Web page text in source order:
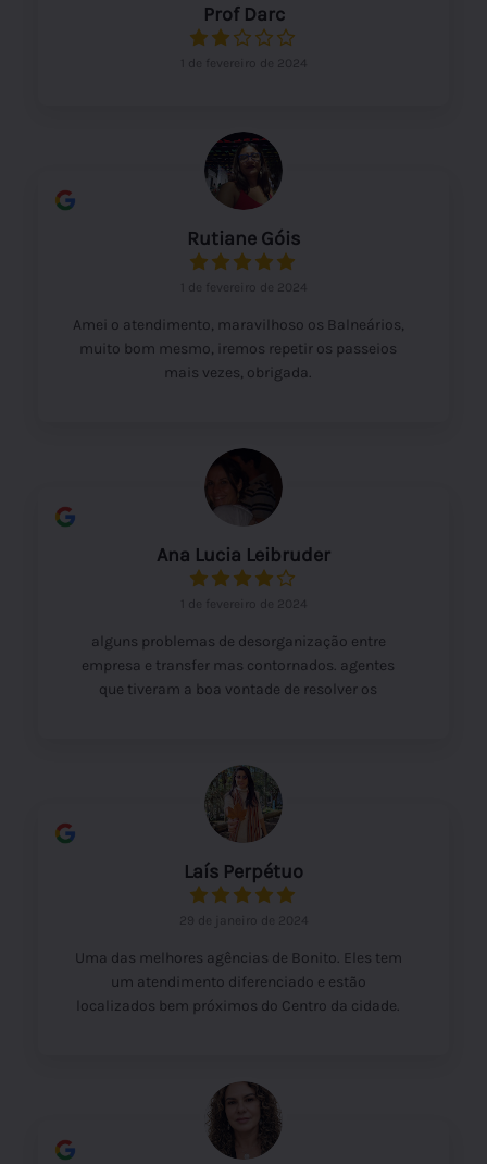
Prof Darc
1 de fevereiro de 2024
Rutiane Góis
1 de fevereiro de 2024
Amei o atendimento, maravilhoso os Balneários,
muito bom mesmo, iremos repetir os passeios
mais vezes, obrigada.
Ana Lucia Leibruder
1 de fevereiro de 2024
alguns problemas de desorganização entre
empresa e transfer mas contornados. agentes
que tiveram a boa vontade de resolver os
Laís Perpétuo
29 de janeiro de 2024
Uma das melhores agências de Bonito. Eles tem
um atendimento diferenciado e estão
localizados bem próximos do Centro da cidade.
passeios. Super recomendo!